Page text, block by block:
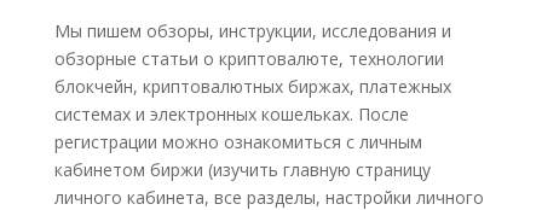
Мы пишем обзоры, инструкции, исследования и
обзорные статьи о криптовалюте, технологии
блокчейн, криптовалютных биржах, платежных
системах и электронных кошельках. После
регистрации можно ознакомиться с личным
кабинетом биржи (изучить главную страницу
личного кабинета, все разделы, настройки личного